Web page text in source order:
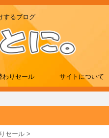
するブログ
わりセール サイトについて
セール >